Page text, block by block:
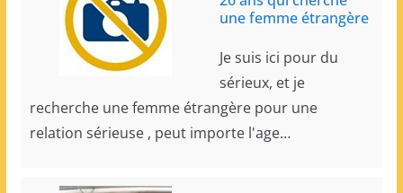
une femme étrangère
Je suis ici pour du
sérieux, et je
recherche une femme étrangère pour une
relation sérieuse , peut importe l'age…